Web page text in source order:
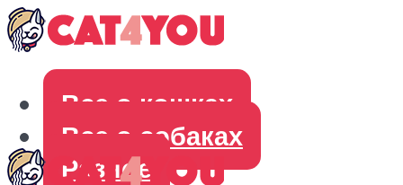
Все о кошках
Все о собаках
Разное